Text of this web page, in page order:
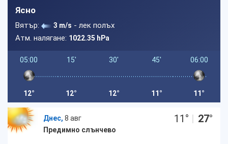
Ясно
Вятър: 3 m/s - лек полъх
Атм. налягане: 1022.35 hPa
05:00
12°
15'
12°
30'
12°
45'
11°
06:00
11°
Днес, 8 авг
Предимно слънчево
11 ° | 27°